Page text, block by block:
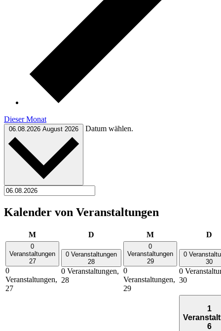
Dieser Monat
06.08.2026 August 2026 Datum wählen.
Kalender von Veranstaltungen
MMontag D MMittwoch D
0
Veranstaltungen
27
0
Veranstaltungen,
27
0 Veranstaltungen
28
0 Veranstaltungen,
28
0
Veranstaltungen
29
0
Veranstaltungen,
29
0
30
0
30
1
6